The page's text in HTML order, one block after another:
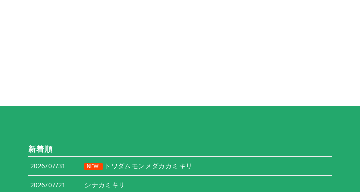
新着順
2026/07/31 NEW! トワダムモンメダカカミキリ
2026/07/21 シナカミキリ